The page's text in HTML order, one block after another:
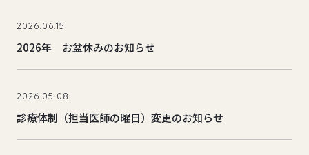
2026.06.15
2026年 お盆休みのお知らせ
2026.05.08
診療体制（担当医師の曜日）変更のお知らせ